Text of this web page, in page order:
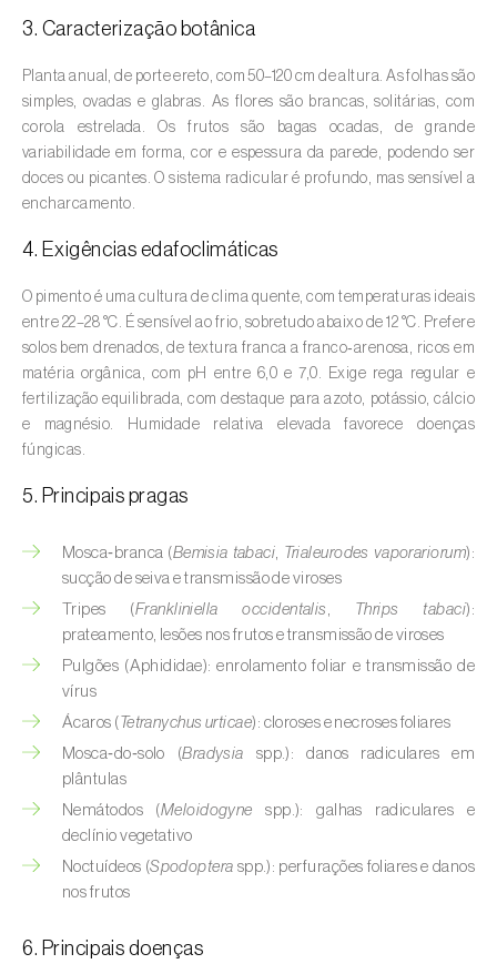
Aromáticas, condimentares e medicinais
(Coriandrum, Petroselinum, Mentha, Ocimum,
Artemisia, Foeniculum, Laurus, Majorana,
Melissa, Pimpinella, Rosmarinus e outras
Arroz ( Oryza spp.)
Aveia ( Avena sativa)
Aveleira ( Corylus avellana L.
Azinheira (Quercus ilex e Quercus
rotundifolia
Banana (
Batata ( Solanum tuberosum
Batata-doce (Ipomoea batatas)
Begónia ( Hillebrandia sandwicensis e
Begonia spp. )
Beringela (
Beterraba (Beta spp.)
Bétula (Betula spp.
Buxo (Buxus sempervirens L.
Cacaueiro (Theobroma cacao)
3. Caracterização botânica
Planta anual, de porte ereto, com 50–120 cm de altura. As folhas são
simples, ovadas e glabras. As flores são brancas, solitárias, com
corola estrelada. Os frutos são bagas ocadas, de grande
variabilidade em forma, cor e espessura da parede, podendo ser
doces ou picantes. O sistema radicular é profundo, mas sensível a
encharcamento.
4. Exigências edafoclimáticas
O pimento é uma cultura de clima quente, com temperaturas ideais
entre 22–28 °C. É sensível ao frio, sobretudo abaixo de 12 °C. Prefere
solos bem drenados, de textura franca a franco‑arenosa, ricos em
matéria orgânica, com pH entre 6,0 e 7,0. Exige rega regular e
fertilização equilibrada, com destaque para azoto, potássio, cálcio
e magnésio. Humidade relativa elevada favorece doenças
fúngicas.
5. Principais pragas
Mosca‑branca (Bemisia tabaci, Trialeurodes vaporariorum):
sucção de seiva e transmissão de viroses
Tripes (Frankliniella occidentalis , Thrips tabaci):
prateamento, lesões nos frutos e transmissão de viroses
Pulgões (Aphididae): enrolamento foliar e transmissão de
vírus
Ácaros ( Tetranychus urticae): cloroses e necroses foliares
Mosca‑do‑solo (Bradysia spp.): danos radiculares em
plântulas
Nemátodos (Meloidogyne spp.): galhas radiculares e
declínio vegetativo
Noctuídeos (Spodoptera spp.): perfurações foliares e danos
nos frutos
6. Principais doenças